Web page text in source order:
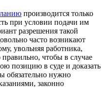
производится только
при условии подачи им
разрешения такой
часто возникают
увольняя работника,
правильно, чтобы в случае
позицию в суде и доказать
обязательно нужно
законно